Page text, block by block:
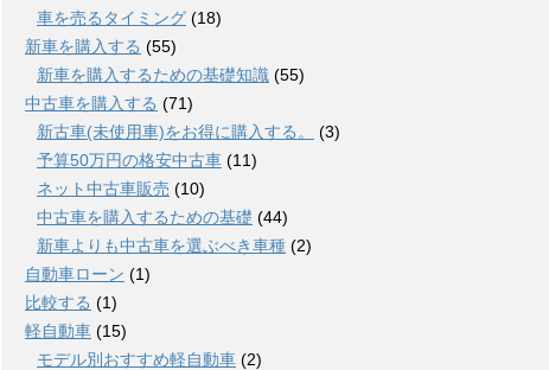
車を売るタイミング (18)
新車を購入する (55)
新車を購入するための基礎知識 (55)
中古車を購入する (71)
新古車(未使用車)をお得に購入する。
(3)
予算50万円の格安中古車 (11)
ネット中古車販売 (10)
中古車を購入するための基礎 (44)
新車よりも中古車を選ぶべき車種 (2)
自動車ローン (1)
比較する (1)
軽自動車 (15)
モデル別おすすめ軽自動車 (2)